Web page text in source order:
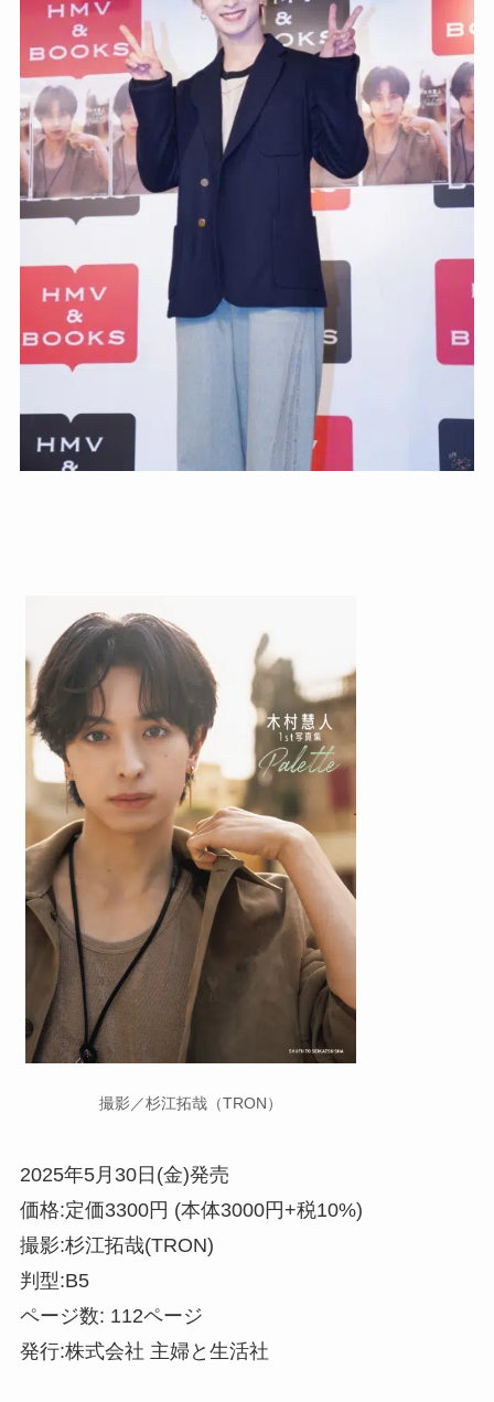
撮影／杉江拓哉（TRON）
2025年5月30日(金)発売
価格:定価3300円 (本体3000円+税10%)
撮影:杉江拓哉(TRON)
判型:B5
ページ数: 112ページ
発行:株式会社 主婦と生活社